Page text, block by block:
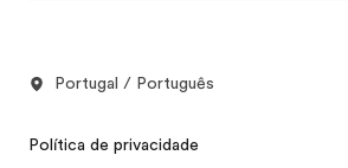
Portugal / Português
Política de privacidade